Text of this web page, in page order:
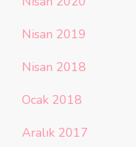
Nisan 2019
Nisan 2018
Ocak 2018
Aralık 2017